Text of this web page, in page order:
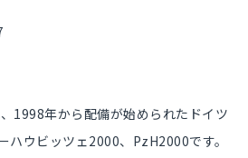
1998年から配備が始められたドイツ
ハウビッツェ2000、PzH2000です。